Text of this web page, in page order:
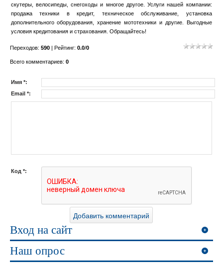
скутеры, велосипеды, снегоходы и многое другое. Услуги нашей компании:
продажа техники в кредит, техническое обслуживание, установка
дополнительного оборудования, хранение мототехники и другие. Выгодные
условия кредитования и страхования. Обращайтесь!
Переходов: 590| Рейтинг: 0.0/0
Всего комментариев: 0
Имя *:
Email *:
Код *:
Вход на сайт
Наш опрос